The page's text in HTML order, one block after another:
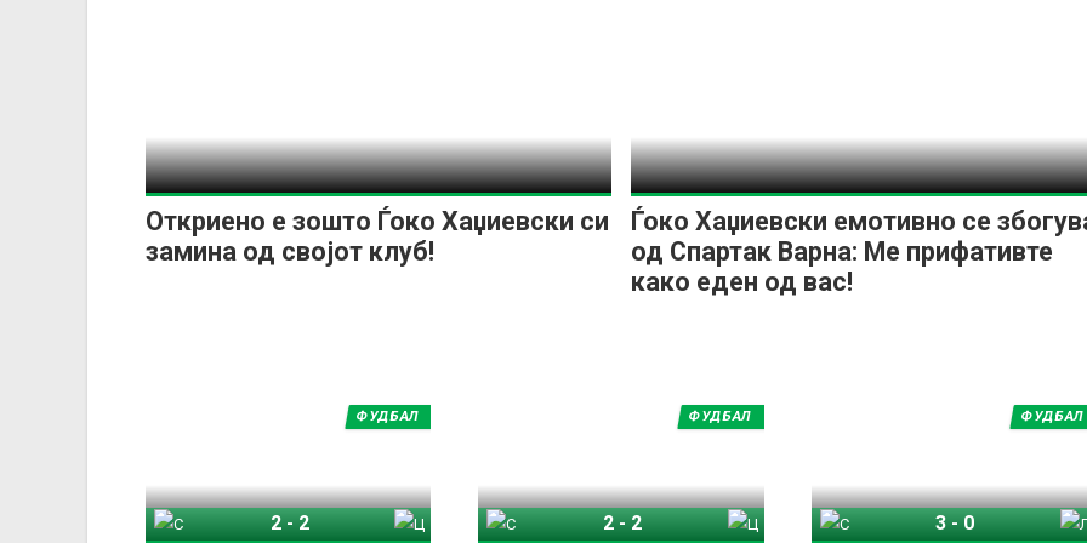
Откриено е зошто Ѓоко Хаџиевски си
замина од својот клуб!
Ѓоко Хаџиевски емотивно се
од Спартак Варна: Ме прифативте
како еден од вас!
ФУДБАЛ
2-2
ФУДБАЛ
2-2
ФУДБАЛ
3-0